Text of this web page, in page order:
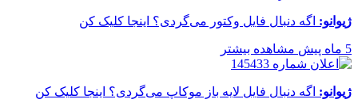
ژیوانو: اگه دنبال فایل وکتور می‌گردی؟ اینجا کلیک کن
5 ماه پیش مشاهده بیشتر
ژیوانو: اگه دنبال فایل لایه باز موکاپ می‌گردی؟ اینجا کلیک کن